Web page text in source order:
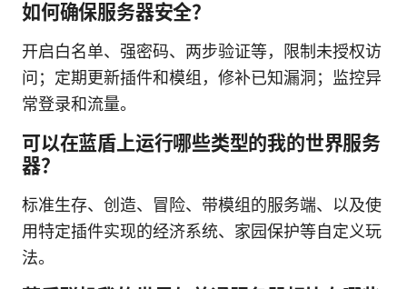
如何确保服务器安全？
开启白名单、强密码、两步验证等，限制未授权访
问；定期更新插件和模组，修补已知漏洞；监控异
常登录和流量。
可以在蓝盾上运行哪些类型的我的世界服务
器？
标准生存、创造、冒险、带模组的服务端、以及使
用特定插件实现的经济系统、家园保护等自定义玩
法。